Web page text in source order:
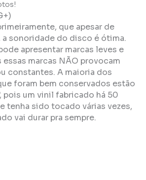
que apesar de
a sonoridade do disco é ótima.
apresentar marcas leves e
marcas NÃO provocam
constantes. A maioria dos
foram bem conservados estão
pois um vinil fabricado há 50
tenha sido tocado várias vezes,
vai durar pra sempre.